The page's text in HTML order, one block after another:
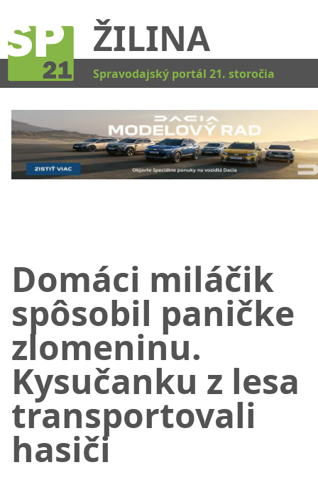
ŽILINA
Spravodajský portál 21. storočia
Domáci miláčik
spôsobil paničke
zlomeninu.
Kysučanku z lesa
transportovali
hasiči